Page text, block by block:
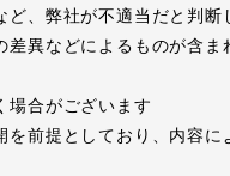
、弊社が不適当だと判
異などによるものが含
合がございます
前提としており、内容